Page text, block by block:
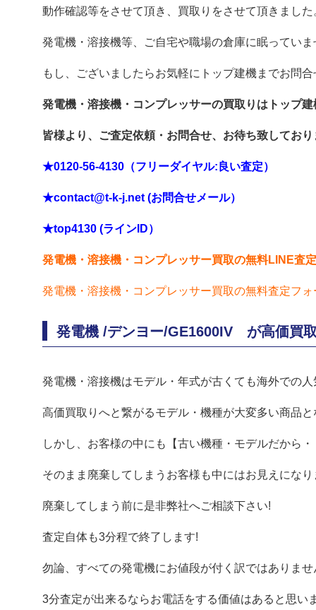
動作確認等をさせて頂き、買取りをさせて頂きました
発電機・溶接機等、ご自宅や職場の倉庫に眠っていま
もし、ございましたらお気軽にトップ建機までお問
発電機・溶接機・コンプレッサーの買取りはトップ
皆様より、ご査定依頼・お問合せ、お待ち致しており
★0120-56-4130（フリーダイヤル:良い査定）
★contact@t-k-j.net (お問合せメール）
★top4130 (ラインID）
発電機・溶接機・コンプレッサー買取の無料LINE査
発電機・溶接機・コンプレッサー買取の無料査定フ
発電機 /デンヨー/GE1600IV が高価買
発電機・溶接機はモデル・年式が古くても海外での
高価買取りへと繋がるモデル・機種が大変多い商品
しかし、お客様の中にも【古い機種・モデルだから
そのまま廃棄してしまうお客様も中にはお見えにな
廃棄してしまう前に是非弊社へご相談下さい!
査定自体も3分程で終了します!
勿論、すべての発電機にお値段が付く訳ではありませ
3分査定が出来るならお電話をする価値はあると思い